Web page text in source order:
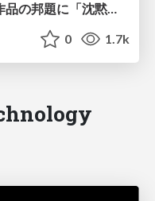
スティーブン・セガール出演作品の邦題に「沈黙」がつくかどうか判別する機械学習モデルを作ろうとしてみた
0 1.7k